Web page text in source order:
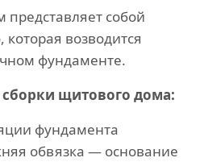
собой
возводится
фундаменте.
сборки щитового дома:
фундамента
обвязка — основание